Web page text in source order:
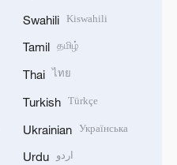
Swahili Kiswahili
Tamil தமிழ்
Thai ไทย
Turkish Türkçe
Ukrainian Українська
Urdu اردو